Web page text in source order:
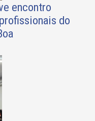
encontro
do